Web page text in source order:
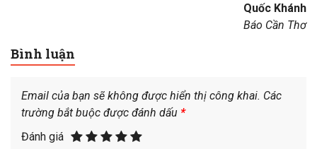
Quốc Khánh
Báo Cần Thơ
Bình luận
Email của bạn sẽ không được hiển thị công khai. Các
trường bắt buộc được đánh dấu *
Đánh giá